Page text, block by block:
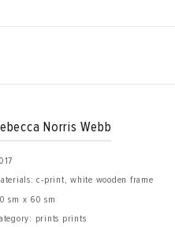
Norris Webb
c-print, white wooden frame
sm x 60 sm
prints prints